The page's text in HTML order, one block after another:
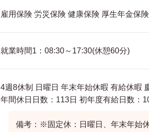
雇用保険 労災保険 健康保険 厚生年金保険
就業時間1：08:30～17:30(休憩60分)
4週8休制 日曜日 年末年始休暇 有給休暇
年間休日日数：113日 初年度有給日数：
備考：※固定休：日曜日、年末年始